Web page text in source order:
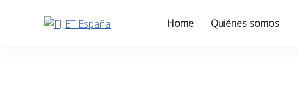
Home Quiénes somos